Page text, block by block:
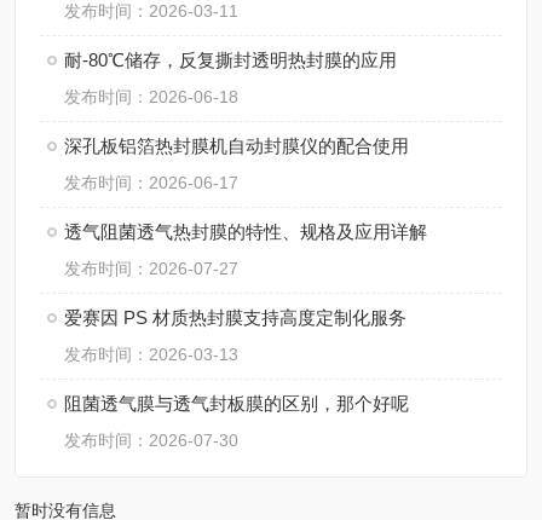
发布时间：2026-03-11
耐-80℃储存，反复撕封透明热封膜的应用
发布时间：2026-06-18
深孔板铝箔热封膜机自动封膜仪的配合使用
发布时间：2026-06-17
透气阻菌透气热封膜的特性、规格及应用详解
发布时间：2026-07-27
爱赛因 PS 材质热封膜支持高度定制化服务
发布时间：2026-03-13
阻菌透气膜与透气封板膜的区别，那个好呢
发布时间：2026-07-30
暂时没有信息